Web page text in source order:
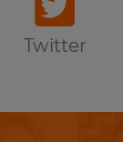
Twitter